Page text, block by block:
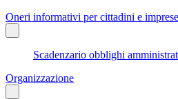
Oneri informativi per cittadini e imprese
Scadenzario obblighi
Organizzazione